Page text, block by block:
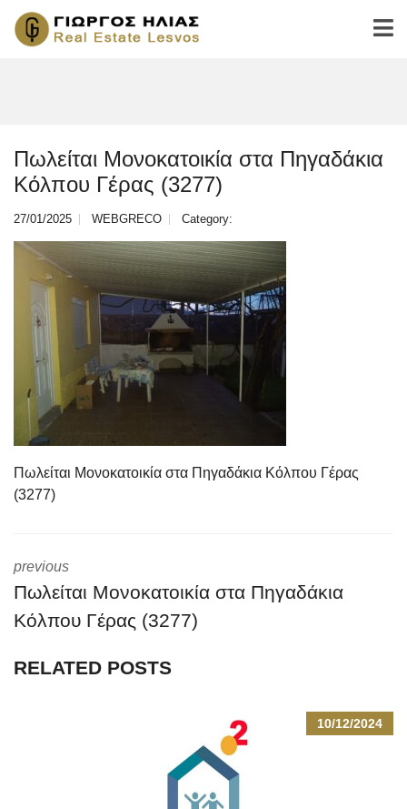
Πωλείται Μονοκατοικία στα Πηγαδάκια
Κόλπου Γέρας (3277)
27/01/2025 WEBGRECO Category:
Πωλείται Μονοκατοικία στα Πηγαδάκια Κόλπου Γέρας
(3277)
previous
Πωλείται Μονοκατοικία στα Πηγαδάκια
Κόλπου Γέρας (3277)
RELATED POSTS
10/12/2024